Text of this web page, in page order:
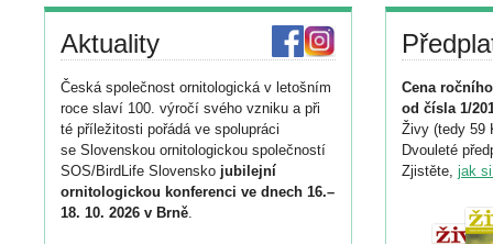
Aktuality
Česká společnost ornitologická v letošním
roce slaví 100. výročí svého vzniku a při
té příležitosti pořádá ve spolupráci
se Slovenskou ornitologickou společností
SOS/BirdLife Slovensko jubilejní
ornitologickou konferenci ve dnech 16.–
18. 10. 2026 v Brně.
Cena
od čísla 1/
Živy (tedy 59
Dvouleté
Zjistěte, jak